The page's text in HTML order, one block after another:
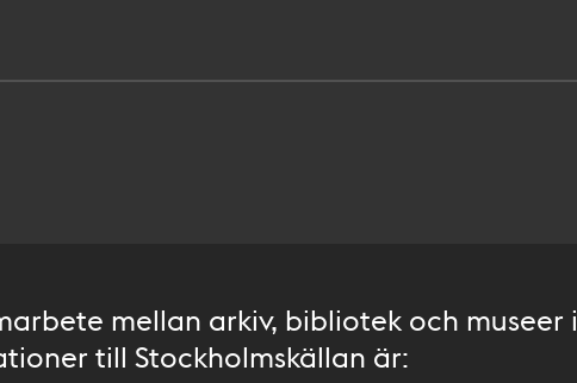
mellan arkiv, bibliotek och museer i
till Stockholmskällan är: